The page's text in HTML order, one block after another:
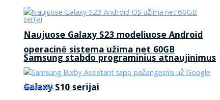
Samsung stabdo programinius atnaujinimus
Galaxy S10 serijai
Naujuose Galaxy S23 modeliuose Android
operacinė sistema užima net 60GB